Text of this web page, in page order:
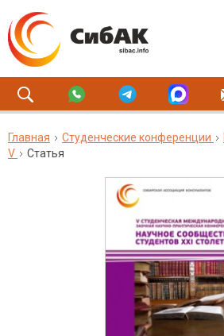
Главная Студенческие конференции
V
Статья